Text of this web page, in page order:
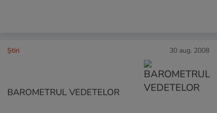
Ştiri 30 aug. 2008
BAROMETRUL VEDETELOR